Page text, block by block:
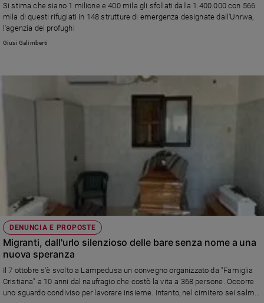
Nonni
Coppia
Scuola
Video
Podcast
Si stima che siano 1 milione e 400 mila gli sfollati dalla 1.400.000 con 566
mila di questi rifugiati in 148 strutture di emergenza designate dall'Unrwa,
l'agenzia dei profughi
Giusi Galimberti
DENUNCIA E PROPOSTE
Migranti, dall'urlo silenzioso delle bare senza nome a una
nuova speranza
Il 7 ottobre s'è svolto a Lampedusa un convegno organizzato da "Famiglia
Cristiana" a 10 anni dal naufragio che costò la vita a 368 persone. Occorre
uno sguardo condiviso per lavorare insieme. Intanto, nel cimitero sei salme